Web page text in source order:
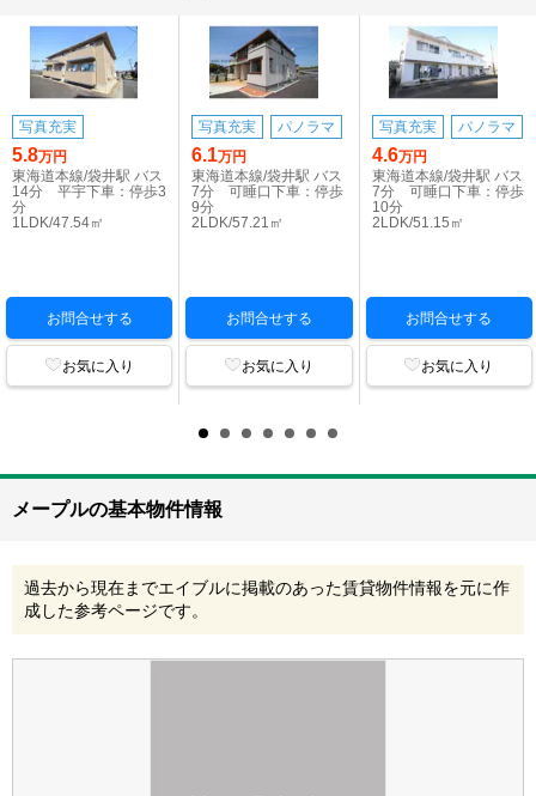
写真充実
5.8万円
東海道本線/袋井駅 バス
14分 平宇下車：停歩3
分
1LDK/47.54㎡
お問合せする
お気に入り
写真充実 パノラマ
6.1万円
東海道本線/袋井駅 バス
7分 可睡口下車：停歩
9分
2LDK/57.21㎡
お問合せする
お気に入り
写真充実 パノラマ
4.6万円
東海道本線/袋井駅 バス
7分 可睡口下車：停歩
10分
2LDK/51.15㎡
お問合せする
お気に入り
メープルの基本物件情報
過去から現在までエイブルに掲載のあった賃貸物件情報を元に作
成した参考ページです。